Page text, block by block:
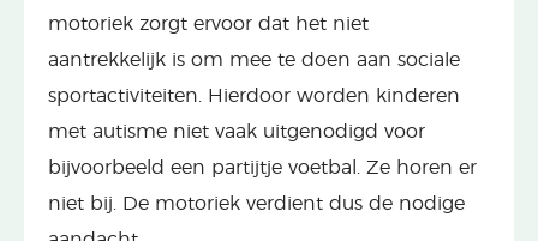
motoriek zorgt ervoor dat het niet
aantrekkelijk is om mee te doen aan sociale
sportactiviteiten. Hierdoor worden kinderen
met autisme niet vaak uitgenodigd voor
bijvoorbeeld een partijtje voetbal. Ze horen er
niet bij. De motoriek verdient dus de nodige